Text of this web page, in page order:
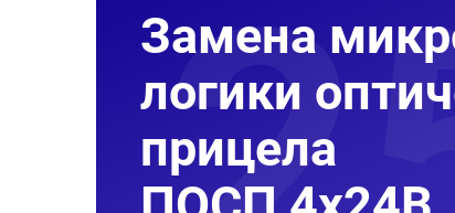
Замена
логики
прицела